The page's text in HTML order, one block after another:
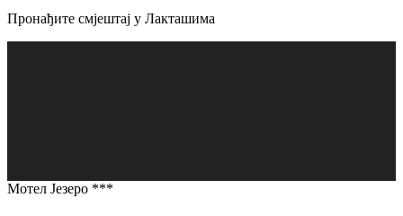
Пронађите смјештај у Лакташима
Мотел Језеро ***